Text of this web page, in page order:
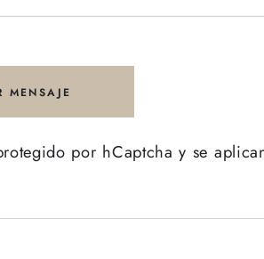
MENSAJE
por hCaptcha y se
Inicie sesión en
anteriormente.